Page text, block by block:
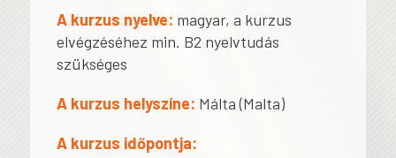
A kurzus nyelve: magyar, a kurzus
elvégzéséhez min. B2 nyelvtudás
szükséges
A kurzus helyszíne: Málta (Malta)
A kurzus időpontja: